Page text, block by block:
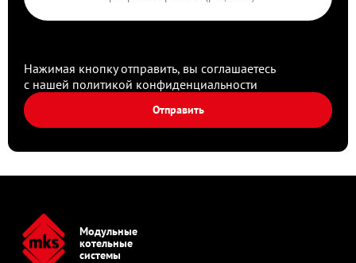
Отправить
Нажимая кнопку отправить, вы соглашаетесь
с нашей политикой конфиденциальности
Модульные
котельные
системы